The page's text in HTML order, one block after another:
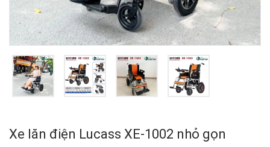
Xe lăn điện Lucass XE-1002 nhỏ gọn